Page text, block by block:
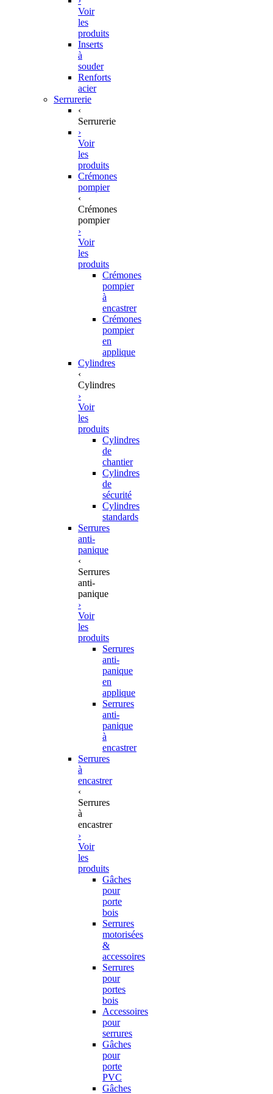
Voir
les
produits
Inserts
à
souder
Renforts
acier
Serrurerie
‹
Serrurerie
›
Voir
les
produits
Crémones
pompier
‹
Crémones
pompier
›
Voir
les
produits
Crémones
pompier
à
encastrer
Crémones
pompier
en
applique
Cylindres
‹
Cylindres
›
Voir
les
produits
Cylindres
de
chantier
Cylindres
de
sécurité
Cylindres
standards
Serrures
anti-
panique
‹
Serrures
anti-
panique
›
Voir
les
produits
Serrures
anti-
panique
en
applique
Serrures
anti-
panique
à
encastrer
Serrures
à
encastrer
‹
Serrures
à
encastrer
›
Voir
les
produits
Gâches
pour
porte
bois
Serrures
motorisées
&
accessoires
Serrures
pour
portes
bois
Accessoires
pour
serrures
Gâches
pour
porte
PVC
Gâches